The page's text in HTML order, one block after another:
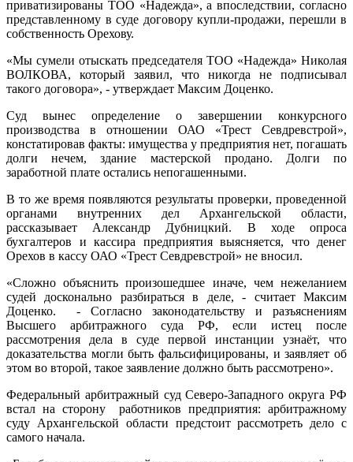
приватизированы ТОО «Надежда», а впоследствии, согласно
представленному в суде договору купли-продажи, перешли в
собственность Орехову.
«Мы сумели отыскать председателя ТОО «Надежда» Николая
ВОЛКОВА, который заявил, что никогда не подписывал
такого договора», - утверждает Максим Доценко.
Суд вынес определение о завершении конкурсного
производства в отношении ОАО «Трест Севдревстрой»,
констатировав факты: имущества у предприятия нет, погашать
долги нечем, здание мастерской продано. Долги по
заработной плате остались непогашенными.
В то же время появляются результаты проверки, проведенной
органами внутренних дел Архангельской области,
рассказывает Александр Дубницкий. В ходе опроса
бухгалтеров и кассира предприятия выясняется, что денег
Орехов в кассу ОАО «Трест Севдревстрой» не вносил.
«Сложно объяснить произошедшее иначе, чем нежеланием
судей досконально разбираться в деле, - считает Максим
Доценко. - Согласно законодательству и разъяснениям
Высшего арбитражного суда РФ, если истец после
рассмотрения дела в суде первой инстанции узнаёт, что
доказательства могли быть фальсифицированы, и заявляет об
этом во второй, такое заявление должно быть рассмотрено».
Федеральный арбитражный суд Северо-Западного округа РФ
встал на сторону работников предприятия: арбитражному
суду Архангельской области предстоит рассмотреть дело с
самого начала.